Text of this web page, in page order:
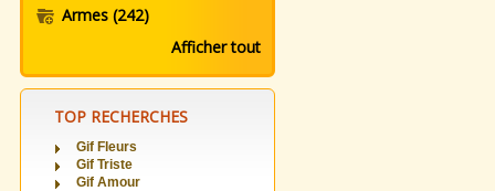
Armes (242)
Afficher tout
TOP RECHERCHES
Gif Fleurs
Gif Triste
Gif Amour